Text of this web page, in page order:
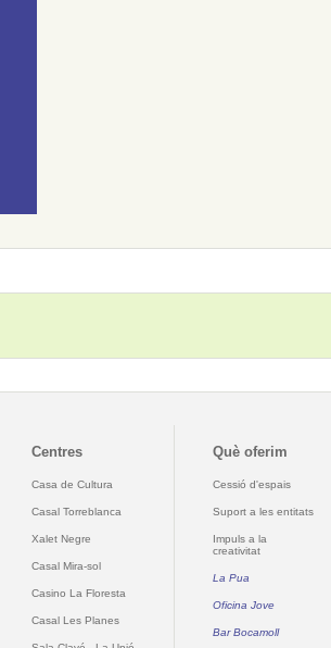
Centres
Casa de Cultura
Casal Torreblanca
Xalet Negre
Casal Mira-sol
Casino La Floresta
Casal Les Planes
Què oferim
Cessió d'espais
Suport a les entitats
Impuls a la
creativitat
La Pua
Oficina Jove
Bar Bocamoll